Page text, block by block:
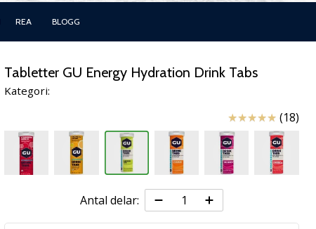
REA BLOGG
Tabletter GU Energy Hydration Drink Tabs
Kategori:
Recensioner
(18)
Antal delar: